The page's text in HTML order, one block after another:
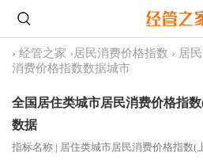
› 经管之家 ›居民消费价格指数 › 居
消费价格指数数据城市
全国居住类城市居民消费价格指数
数据
指标名称 | 居住类城市居民消费价格指数(上